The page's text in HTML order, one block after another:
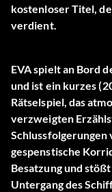
kostenloser Titel,
verdient.
EVA spielt an Bord
und ist ein kurzes
Rätselspiel, das
verzweigten
gespenstische
Besatzung und
Untergang des